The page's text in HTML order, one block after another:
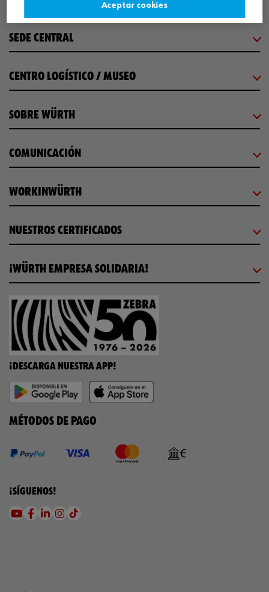
SEDE CENTRAL
CENTRO LOGÍSTICO / MUSEO
SOBRE WÜRTH
COMUNICACIÓN
WORKINWÜRTH
NUESTROS CERTIFICADOS
¡WÜRTH EMPRESA SOLIDARIA!
¡DESCARGA NUESTRA APP!
MÉTODOS DE PAGO
¡SÍGUENOS!
Aceptar cookies